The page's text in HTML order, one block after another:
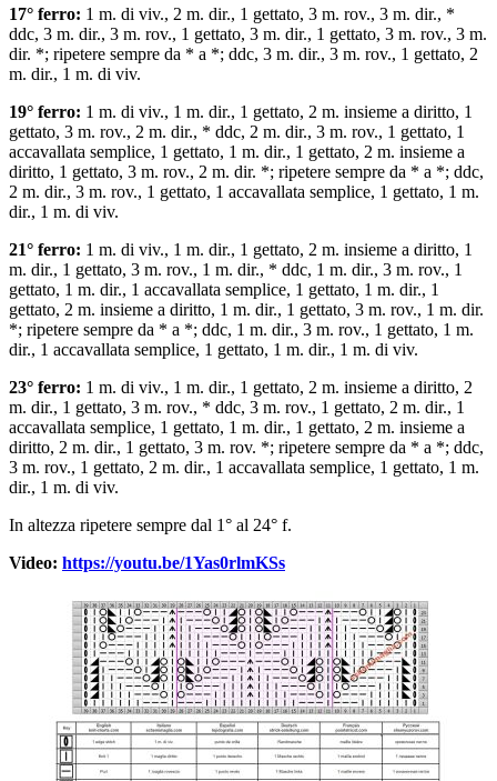
17° ferro: 1 m. di viv., 2 m. dir., 1 gettato, 3 m. rov., 3 m. dir., *
ddc, 3 m. dir., 3 m. rov., 1 gettato, 3 m. dir., 1 gettato, 3 m. rov., 3 m.
dir. *; ripetere sempre da * a *; ddc, 3 m. dir., 3 m. rov., 1 gettato, 2
m. dir., 1 m. di viv.
19° ferro: 1 m. di viv., 1 m. dir., 1 gettato, 2 m. insieme a diritto, 1
gettato, 3 m. rov., 2 m. dir., * ddc, 2 m. dir., 3 m. rov., 1 gettato, 1
accavallata semplice, 1 gettato, 1 m. dir., 1 gettato, 2 m. insieme a
diritto, 1 gettato, 3 m. rov., 2 m. dir. *; ripetere sempre da * a *; ddc,
2 m. dir., 3 m. rov., 1 gettato, 1 accavallata semplice, 1 gettato, 1 m.
dir., 1 m. di viv.
21° ferro: 1 m. di viv., 1 m. dir., 1 gettato, 2 m. insieme a diritto, 1
m. dir., 1 gettato, 3 m. rov., 1 m. dir., * ddc, 1 m. dir., 3 m. rov., 1
gettato, 1 m. dir., 1 accavallata semplice, 1 gettato, 1 m. dir., 1
gettato, 2 m. insieme a diritto, 1 m. dir., 1 gettato, 3 m. rov., 1 m. dir.
*; ripetere sempre da * a *; ddc, 1 m. dir., 3 m. rov., 1 gettato, 1 m.
dir., 1 accavallata semplice, 1 gettato, 1 m. dir., 1 m. di viv.
23° ferro: 1 m. di viv., 1 m. dir., 1 gettato, 2 m. insieme a diritto, 2
m. dir., 1 gettato, 3 m. rov., * ddc, 3 m. rov., 1 gettato, 2 m. dir., 1
accavallata semplice, 1 gettato, 1 m. dir., 1 gettato, 2 m. insieme a
diritto, 2 m. dir., 1 gettato, 3 m. rov. *; ripetere sempre da * a *; ddc,
3 m. rov., 1 gettato, 2 m. dir., 1 accavallata semplice, 1 gettato, 1 m.
dir., 1 m. di viv.
In altezza ripetere sempre dal 1° al 24° f.
Video: https://youtu.be/1Yas0rlmKSs